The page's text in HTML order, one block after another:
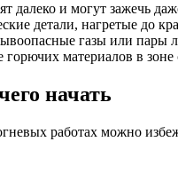
далеко и могут зажечь
детали, нагретые до
газы или пары
горючих материалов в
начать
работах можно